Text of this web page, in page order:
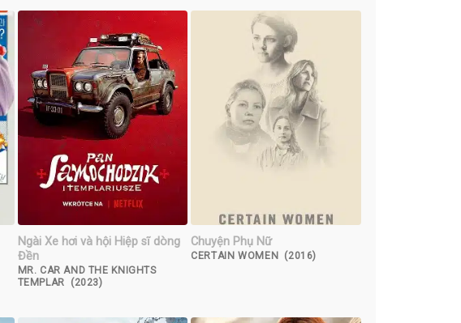
Ngài Xe hơi và hội Hiệp sĩ dòng
Đền
MR. CAR AND THE KNIGHTS
TEMPLAR (2023)
Chuyện Phụ Nữ
CERTAIN WOMEN (2016)